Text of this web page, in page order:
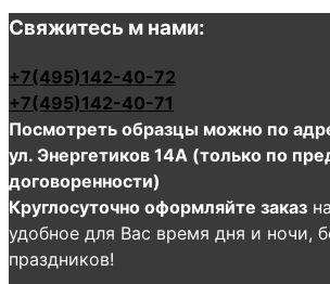
Свяжитесь м нами:
+7(495)142-40-72
+7(495)142-40-71
Посмотреть образцы можно по
ул. Энергетиков 14А (только по
договоренности)
Круглосуточно оформляйте заказ
удобное для Вас время дня и ночи,
праздников!